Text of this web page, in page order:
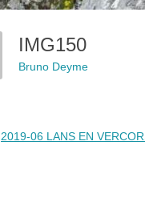
IMG150
Bruno Deyme
2019-06 LANS EN